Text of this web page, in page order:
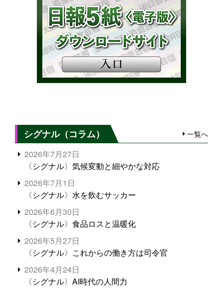
シグナル（コラム） 一覧へ
2026年7月27日
〈シグナル〉気候変動と細やかな対応
2026年7月1日
〈シグナル〉水を飲むサッカー
2026年6月30日
〈シグナル〉食品ロスと温暖化
2026年5月27日
〈シグナル〉これからの働き方は司令官
2026年4月24日
〈シグナル〉AI時代の人間力